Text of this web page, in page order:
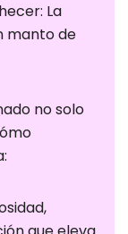
La
manto de
no solo
de
de
sitio